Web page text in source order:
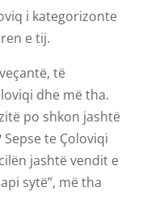
i kategorizonte
e tij.
të
dhe më tha.
po shkon jashtë
te Çoloviqi
jashtë vendit e
sytë”, më tha